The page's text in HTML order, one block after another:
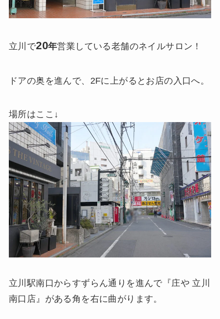
立川で20年営業している老舗のネイルサロン！
ドアの奥を進んで、2Fに上がるとお店の入口へ。
場所はここ↓
立川駅南口からすずらん通りを進んで『庄や 立川
南口店』がある角を右に曲がります。